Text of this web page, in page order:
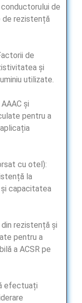
de
de rezistență
de
și
utilizate.
și
pentru a
cu otel):
la
capacitatea
rezistență și
pentru a
a ACSR pe
efectuați